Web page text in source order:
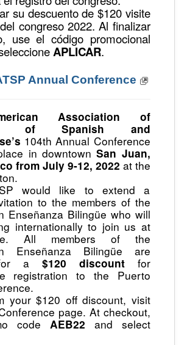
su descuento de $120 visite
congreso 2022. Al finalizar
use el código promocional
APLICAR.
Annual Conference
Association of
of Spanish and
104th Annual Conference
in downtownSan Juan,
from July 9-12, 2022 at the
would like to extend a
to the members of the
Enseñanza Bilingüe who will
internationally to join us at
All members of the
Enseñanza Bilingüe are
for a $120 discountfor
registration to the Puerto
your $120 off discount, visit
page. At checkout,
code AEB22 and select